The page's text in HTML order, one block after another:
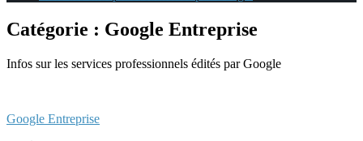
Catégorie : Google Entreprise
Infos sur les services professionnels édités par Google
Google Entreprise